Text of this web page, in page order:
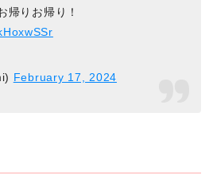
帰りお帰り！
February 17, 2024